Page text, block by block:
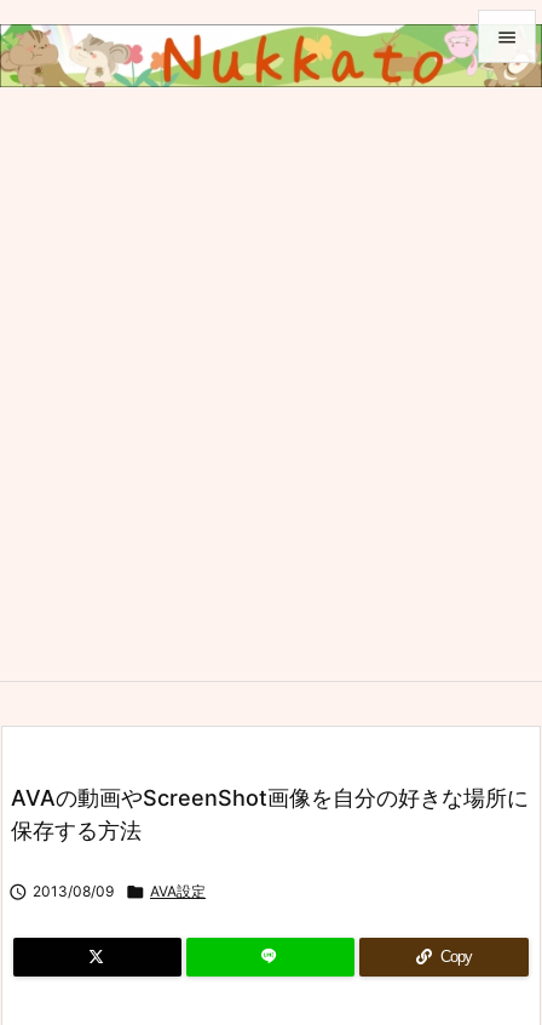


AVAの動画やScreenShot画像を自分の好きな場所に
保存する方法
 2013/08/09  AVA設定
Copy